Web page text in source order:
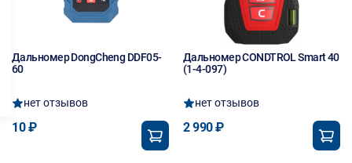
Дальномер DongCheng DDF05-
60
нет отзывов
10 ₽
Дальномер CONDTROL Smart 40
(1-4-097)
нет отзывов
2 990 ₽